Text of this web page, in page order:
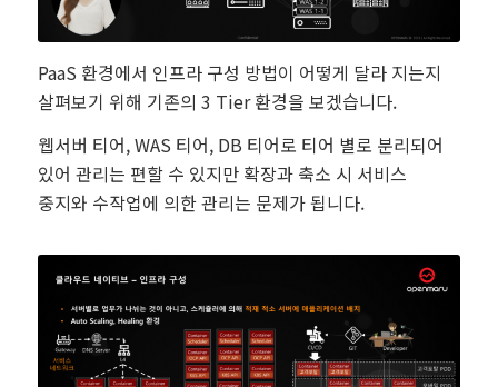
PaaS 환경에서 인프라 구성 방법이 어떻게 달라 지는지
살펴보기 위해 기존의 3 Tier 환경을 보겠습니다.
웹서버 티어, WAS 티어, DB 티어로 티어 별로 분리되어
있어 관리는 편할 수 있지만 확장과 축소 시 서비스
중지와 수작업에 의한 관리는 문제가 됩니다.